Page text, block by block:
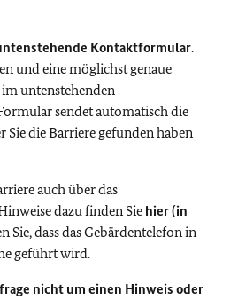
Kontaktformular.
und eine möglichst genaue
untenstehenden
sendet automatisch die
Sie die Barriere gefunden haben
auch über das
dazu finden Sie hier (in
Sie, dass das Gebärdentelefon in
geführt wird.
nicht um einen Hinweis oder